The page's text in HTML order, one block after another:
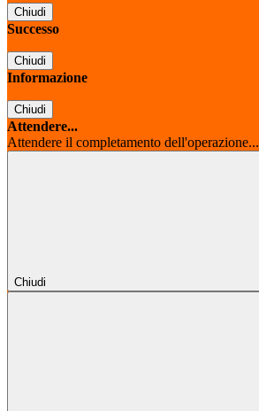
Chiudi
Successo
Chiudi
Informazione
Chiudi
Attendere...
Attendere il completamento dell'operazione...
Chiudi